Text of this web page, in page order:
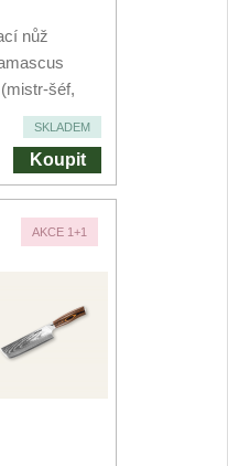
nůž
šéf,
SKLADEM
Koupit
AKCE 1+1